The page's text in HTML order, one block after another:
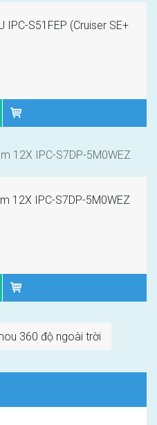
IPC-S51FEP (Cruiser SE+
12X IPC-S7DP-5M0WEZ
360 độ ngoài trời